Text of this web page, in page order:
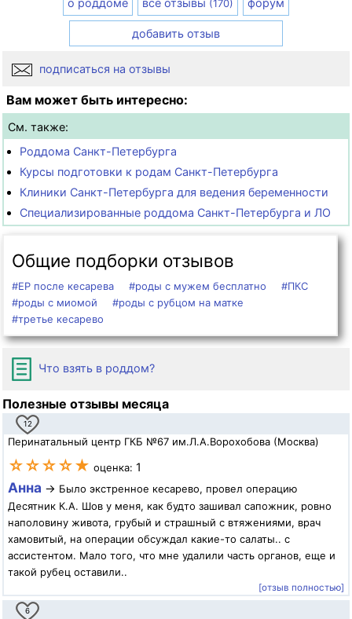
о роддоме все отзывы (170) форум
добавить отзыв
подписаться на отзывы
Вам может быть интересно:
См. также:
Роддома Санкт-Петербурга
Курсы подготовки к родам Санкт-Петербурга
Клиники Санкт-Петербурга для ведения беременности
Специализированные роддома Санкт-Петербурга и ЛО
Общие подборки отзывов
#ЕР после кесарева #роды с мужем бесплатно
#ПКС
#роды с миомой
#роды с рубцом на матке
#третье кесарево
Что взять в роддом?
Полезные отзывы месяца
12
Перинатальный центр ГКБ №67 им.Л.А.Ворохобова (Москва)
☆☆☆☆★ оценка: 1
Анна → Было экстренное кесарево, провел операцию
Десятник К.А. Шов у меня, как будто зашивал сапожник, ровно
наполовину живота, грубый и страшный с втяжениями, врач
хамовитый, на операции обсуждал какие-то салаты.. с
ассистентом. Мало того, что мне удалили часть органов, еще и
такой рубец оставили..
[отзыв полностью]
6